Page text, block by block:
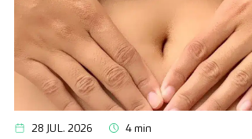
28 JUL. 2026 4 min